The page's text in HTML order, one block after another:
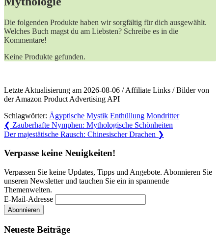
Die folgenden Produkte haben wir sorgfältig für dich ausgewählt.
Welches Buch magst du am Liebsten? Schreibe es in die
Kommentare!
Keine Produkte gefunden.
Letzte Aktualisierung am 2026-08-06 / Affiliate Links / Bilder von
der Amazon Product Advertising API
Schlagwörter: Ägyptische Mystik Enthüllung Mondritter
Beitragsnavigation
❮ Previous
Post:
Zauberhafte Nymphen: Mythologische Schönheiten
Next
Der majestätische Rausch: Chinesischer Drachen ❯
Verpasse keine Neuigkeiten!
Verpassen Sie keine Updates, Tipps und Angebote. Abonnieren Sie
unseren Newsletter und tauchen Sie ein in spannende
Themenwelten.
E-Mail-Adresse
Neueste Beiträge